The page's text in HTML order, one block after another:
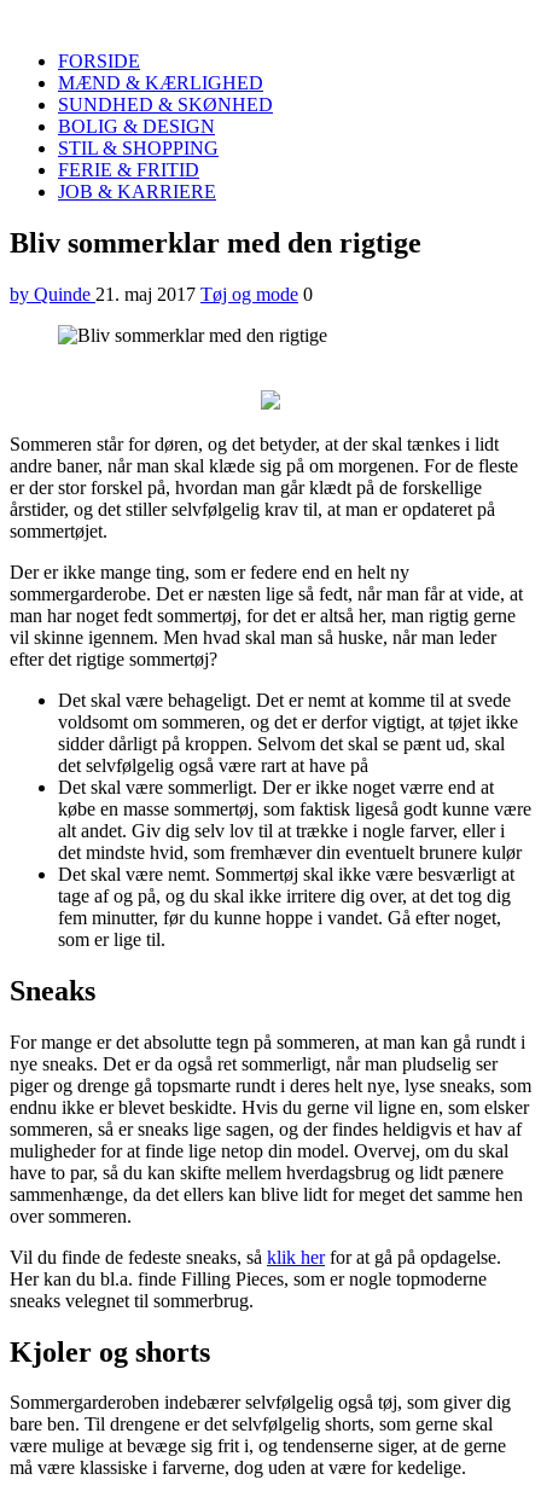
FORSIDE
MÆND & KÆRLIGHED
SUNDHED & SKØNHED
BOLIG & DESIGN
STIL & SHOPPING
FERIE & FRITID
JOB & KARRIERE
Menu
Bliv sommerklar med den rigtige
by Quinde 21. maj 2017 Tøj og mode 0
Sommeren står for døren, og det betyder, at der skal tænkes i lidt
andre baner, når man skal klæde sig på om morgenen. For de fleste
er der stor forskel på, hvordan man går klædt på de forskellige
årstider, og det stiller selvfølgelig krav til, at man er opdateret på
sommertøjet.
Der er ikke mange ting, som er federe end en helt ny
sommergarderobe. Det er næsten lige så fedt, når man får at vide, at
man har noget fedt sommertøj, for det er altså her, man rigtig gerne
vil skinne igennem. Men hvad skal man så huske, når man leder
efter det rigtige sommertøj?
Det skal være behageligt. Det er nemt at komme til at svede
voldsomt om sommeren, og det er derfor vigtigt, at tøjet ikke
sidder dårligt på kroppen. Selvom det skal se pænt ud, skal
det selvfølgelig også være rart at have på
Det skal være sommerligt. Der er ikke noget værre end at
købe en masse sommertøj, som faktisk ligeså godt kunne være
alt andet. Giv dig selv lov til at trække i nogle farver, eller i
det mindste hvid, som fremhæver din eventuelt brunere kulør
Det skal være nemt. Sommertøj skal ikke være besværligt at
tage af og på, og du skal ikke irritere dig over, at det tog dig
fem minutter, før du kunne hoppe i vandet. Gå efter noget,
som er lige til.
Sneaks
For mange er det absolutte tegn på sommeren, at man kan gå rundt i
nye sneaks. Det er da også ret sommerligt, når man pludselig ser
piger og drenge gå topsmarte rundt i deres helt nye, lyse sneaks, som
endnu ikke er blevet beskidte. Hvis du gerne vil ligne en, som elsker
sommeren, så er sneaks lige sagen, og der findes heldigvis et hav af
muligheder for at finde lige netop din model. Overvej, om du skal
have to par, så du kan skifte mellem hverdagsbrug og lidt pænere
sammenhænge, da det ellers kan blive lidt for meget det samme hen
over sommeren.
Vil du finde de fedeste sneaks, så klik herfor at gå på opdagelse.
Her kan du bl.a. finde Filling Pieces, som er nogle topmoderne
sneaks velegnet til sommerbrug.
Kjoler og shorts
Sommergarderoben indebærer selvfølgelig også tøj, som giver dig
bare ben. Til drengene er det selvfølgelig shorts, som gerne skal
være mulige at bevæge sig frit i, og tendenserne siger, at de gerne
må være klassiske i farverne, dog uden at være for kedelige.